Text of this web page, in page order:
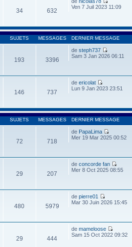
34 632
Ven 7 Juil 2023 11:09
SUJETS MESSAGES DERNIER MESSAGE
193 3396
de steph737
Sam 3 Jan 2026 06:11
146 737
de ericolat
Lun 9 Jan 2023 23:51
SUJETS MESSAGES DERNIER MESSAGE
72 718
de PapaLima
Mer 19 Mar 2025 00:52
29 207
de concorde fan
Mer 8 Oct 2025 08:55
480 5979
de pierre01
Mar 30 Juin 2026 15:45
29 444
de mameloose
Sam 15 Oct 2022 09:32